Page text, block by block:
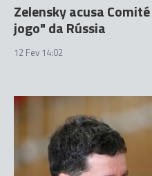
Zelensky acusa
jogo" da Rússia
12 Fev 14:02